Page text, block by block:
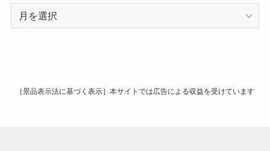
［景品表示法に基づく表示］本サイトでは広告による収益を受けています